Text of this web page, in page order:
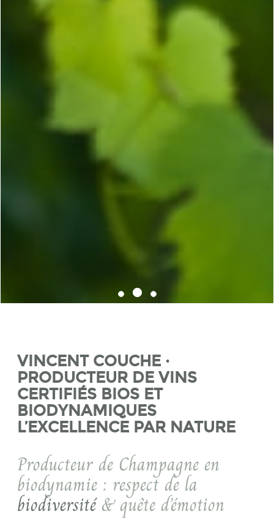
VINCENT COUCHE ·
PRODUCTEUR DE VINS
CERTIFIÉS BIOS ET
BIODYNAMIQUES
L’EXCELLENCE PAR NATURE
Producteur de Champagne en
biodynamie : respect de la
biodiversité& quête d’émotion